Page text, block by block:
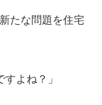
たな問題を住宅
よね？」